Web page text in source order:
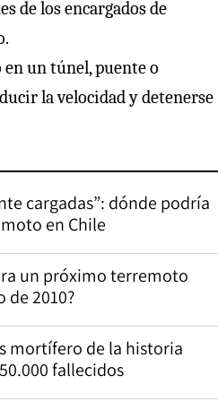
de los encargados de
en un túnel, puente o
la velocidad y detenerse
cargadas”: dónde podría
en Chile
un próximo terremoto
de 2010?
mortífero de la historia
fallecidos